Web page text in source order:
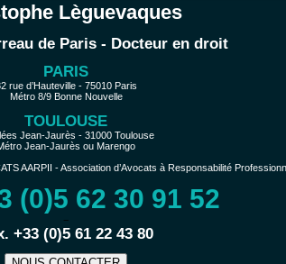
Lèguevaques
de Paris - Docteur en droit
PARIS
rue d’Hauteville - 75010 Paris
Métro 8/9 Bonne Nouvelle
TOULOUSE
Jean-Jaurès - 31000 Toulouse
Jean-Jaurès ou Marengo
AARPII - Association d’Avocats à Responsabilité
(0)5 62 30 91 52
−
+33 (0)5 61 22 43 80